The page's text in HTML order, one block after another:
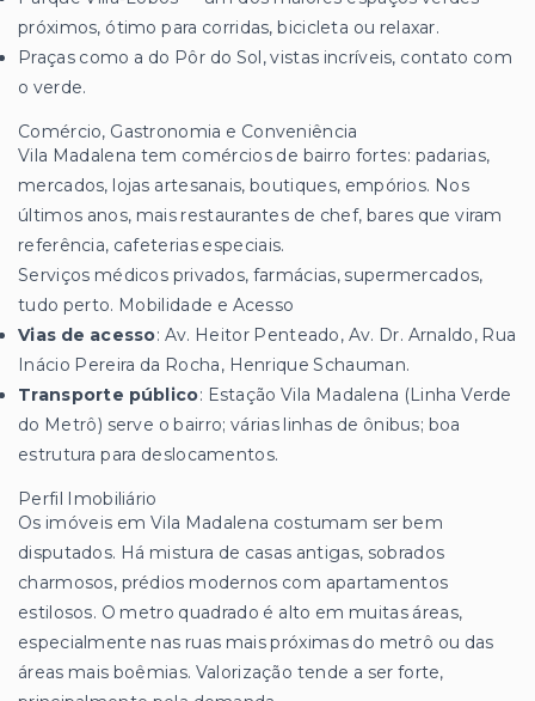
próximos, ótimo para corridas, bicicleta ou relaxar.
Praças como a do Pôr do Sol, vistas incríveis, contato com
o verde.
Comércio, Gastronomia e Conveniência
Vila Madalena tem comércios de bairro fortes: padarias,
mercados, lojas artesanais, boutiques, empórios. Nos
últimos anos, mais restaurantes de chef, bares que viram
referência, cafeterias especiais.
Serviços médicos privados, farmácias, supermercados,
tudo perto. Mobilidade e Acesso
Vias de acesso: Av. Heitor Penteado, Av. Dr. Arnaldo, Rua
Inácio Pereira da Rocha, Henrique Schauman.
Transporte público: Estação Vila Madalena (Linha Verde
do Metrô) serve o bairro; várias linhas de ônibus; boa
estrutura para deslocamentos.
Perfil Imobiliário
Os imóveis em Vila Madalena costumam ser bem
disputados. Há mistura de casas antigas, sobrados
charmosos, prédios modernos com apartamentos
estilosos. O metro quadrado é alto em muitas áreas,
especialmente nas ruas mais próximas do metrô ou das
áreas mais boêmias. Valorização tende a ser forte,